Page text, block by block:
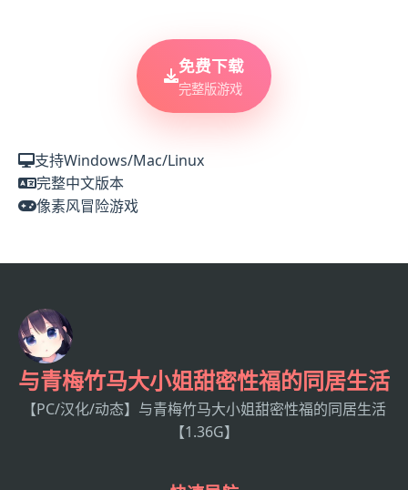
免费下载
完整版游戏
支持Windows/Mac/Linux
完整中文版本
像素风冒险游戏
与青梅竹马大小姐甜密性福的同居生活
【PC/汉化/动态】与青梅竹马大小姐甜密性福的同居生活
【1.36G】